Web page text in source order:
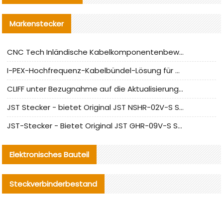
Markenstecker
CNC Tech Inländische Kabelkomponentenbewertung und Massenproduktionsanpassungsanleitung
I-PEX-Hochfrequenz-Kabelbündel-Lösung für die heimische Produktion analysiert
CLIFF unter Bezugnahme auf die Aktualisierung der chinesischen Stecker-Testnormen
JST Stecker - bietet Original JST NSHR-02V-S Stecker und Ersatzteile an
JST-Stecker - Bietet Original JST GHR-09V-S Stecker und Ersatzteile an
Elektronisches Bauteil
Steckverbinderbestand